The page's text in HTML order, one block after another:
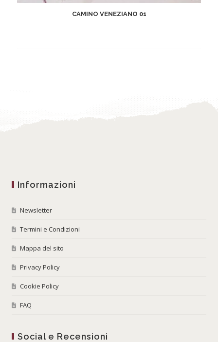
CAMINO VENEZIANO 01
Informazioni
Newsletter
Termini e Condizioni
Mappa del sito
Privacy Policy
Cookie Policy
FAQ
Social e Recensioni